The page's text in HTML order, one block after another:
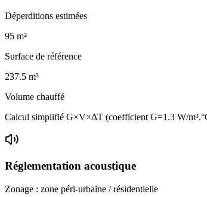
Déperditions estimées
95 m²
Surface de référence
237.5 m³
Volume chauffé
Calcul simplifié G×V×ΔT (coefficient G=1.3 W/
Réglementation acoustique
Zonage : zone péri-urbaine / résidentielle